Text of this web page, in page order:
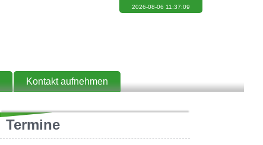
2026-08-06 11:37:09
Kontakt aufnehmen
Termine